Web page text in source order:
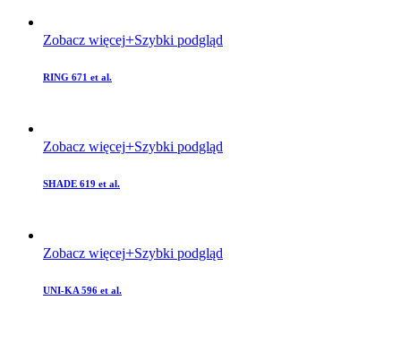
Zobacz więcej Szybki podgląd
RING 671 et al.
Zobacz więcej Szybki podgląd
SHADE 619 et al.
Zobacz więcej Szybki podgląd
UNI-KA 596 et al.